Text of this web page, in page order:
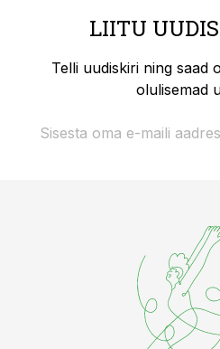
LIITU
Telli uudiskiri ning saad
olulisemad